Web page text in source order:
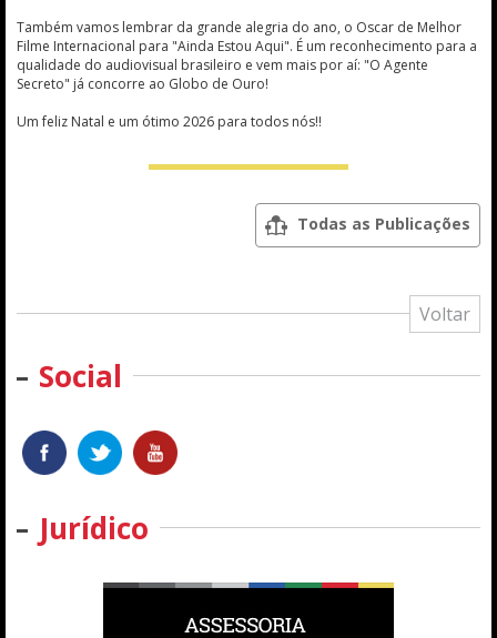
Também vamos lembrar da grande alegria do ano, o Oscar de Melhor
Filme Internacional para "Ainda Estou Aqui". É um reconhecimento para a
qualidade do audiovisual brasileiro e vem mais por aí: "O Agente
Secreto" já concorre ao Globo de Ouro!
Um feliz Natal e um ótimo 2026 para todos nós!!
Todas as Publicações
Voltar
Social
Jurídico